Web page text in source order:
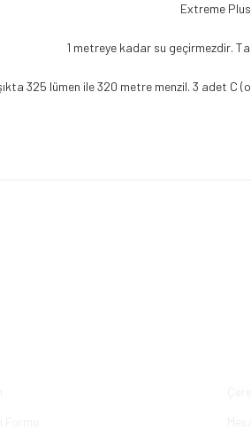
Extreme
1 metreye kadar su geçirmezdir.
325 lümen ile 320 metre menzil. 3 adet